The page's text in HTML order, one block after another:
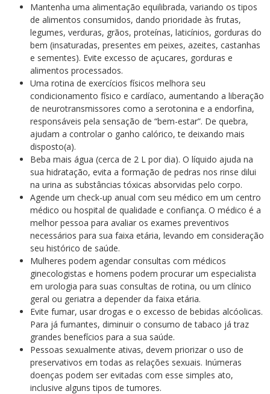
Mantenha uma alimentação equilibrada, variando os tipos
de alimentos consumidos, dando prioridade às frutas,
legumes, verduras, grãos, proteínas, laticínios, gorduras do
bem (insaturadas, presentes em peixes, azeites, castanhas
e sementes). Evite excesso de açucares, gorduras e
alimentos processados.
Uma rotina de exercícios físicos melhora seu
condicionamento físico e cardíaco, aumentando a liberação
de neurotransmissores como a serotonina e a endorfina,
responsáveis pela sensação de “bem-estar”. De quebra,
ajudam a controlar o ganho calórico, te deixando mais
disposto(a).
Beba mais água (cerca de 2 L por dia). O líquido ajuda na
sua hidratação, evita a formação de pedras nos rinse dilui
na urina as substâncias tóxicas absorvidas pelo corpo.
Agende um check-up anual com seu médico em um centro
médico ou hospital de qualidade e confiança. O médico é a
melhor pessoa para avaliar os exames preventivos
necessários para sua faixa etária, levando em consideração
seu histórico de saúde.
Mulheres podem agendar consultas com médicos
ginecologistas e homens podem procurar um especialista
em urologia para suas consultas de rotina, ou um clínico
geral ou geriatra a depender da faixa etária.
Evite fumar, usar drogas e o excesso de bebidas alcóolicas.
Para já fumantes, diminuir o consumo de tabaco já traz
grandes benefícios para a sua saúde.
Pessoas sexualmente ativas, devem priorizar o uso de
preservativos em todas as relações sexuais. Inúmeras
doenças podem ser evitadas com esse simples ato,
inclusive alguns tipos de tumores.